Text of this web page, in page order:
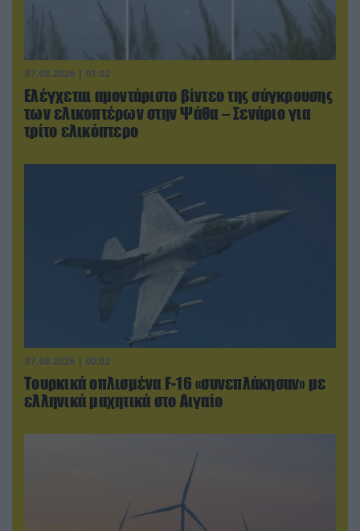
07.08.2026 | 01:02
Ελέγχεται αμοντάριστο βίντεο της σύγκρουσης
των ελικοπτέρων στην Ψάθα – Σενάριο για
τρίτο ελικόπτερο
07.08.2026 | 00:02
Τουρκικά οπλισμένα F-16 «συνεπλάκησαν» με
ελληνικά μαχητικά στο Αιγαίο